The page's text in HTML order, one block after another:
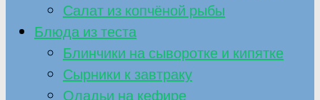
Салат из копчёной рыбы
Блюда из теста
Блинчики на сыворотке и кипятке
Сырники к завтраку
Оладьи на кефире